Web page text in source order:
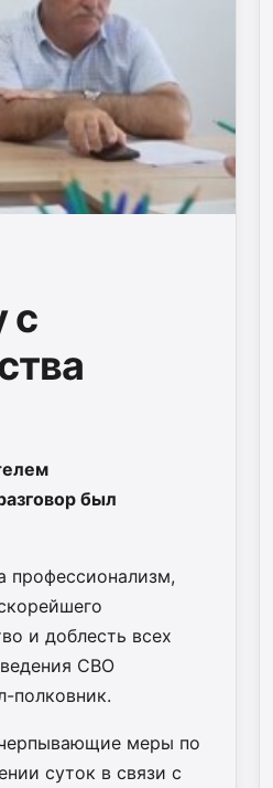
с
был
профессионализм,
и доблесть всех
СВО
полковник.
меры по
суток в связи с